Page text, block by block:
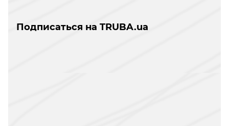
Подписаться на TRUBA.ua